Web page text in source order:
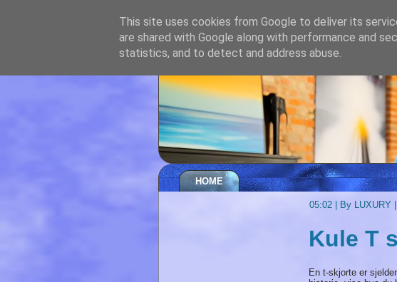
HOME
05:02 By LUXURY
Kule T
En t-skjorte er
This site uses cookies from Google to deliver its
are shared with Google along with performance and
statistics, and to detect and address abuse.